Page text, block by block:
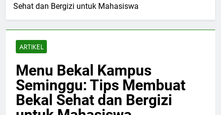
Sehat dan Bergizi untuk Mahasiswa
ARTIKEL
Menu Bekal Kampus
Seminggu: Tips Membuat
Bekal Sehat dan Bergizi